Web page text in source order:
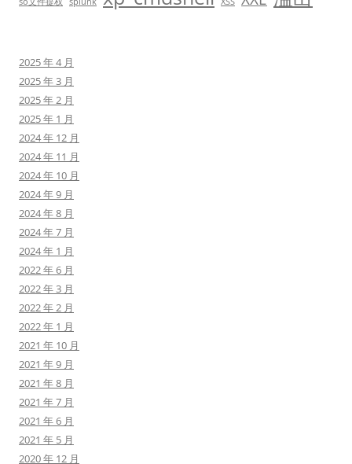
2025 年 4 月
2025 年 3 月
2025 年 2 月
2025 年 1 月
2024 年 12 月
2024 年 11 月
2024 年 10 月
2024 年 9 月
2024 年 8 月
2024 年 7 月
2024 年 1 月
2022 年 6 月
2022 年 3 月
2022 年 2 月
2022 年 1 月
2021 年 10 月
2021 年 9 月
2021 年 8 月
2021 年 7 月
2021 年 6 月
2021 年 5 月
2020 年 12 月